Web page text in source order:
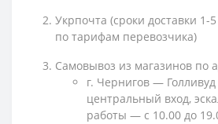
Укрпочта (сроки доставки
по тарифам перевозчика)
Самовывоз из магазинов по
г. Чернигов —
центральный вход,
работы — с 10.00 до